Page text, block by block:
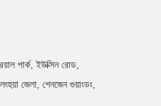
পার্ক, ইউক্সিন রোড,
জেলা, শেনজেন গুয়াংডং,